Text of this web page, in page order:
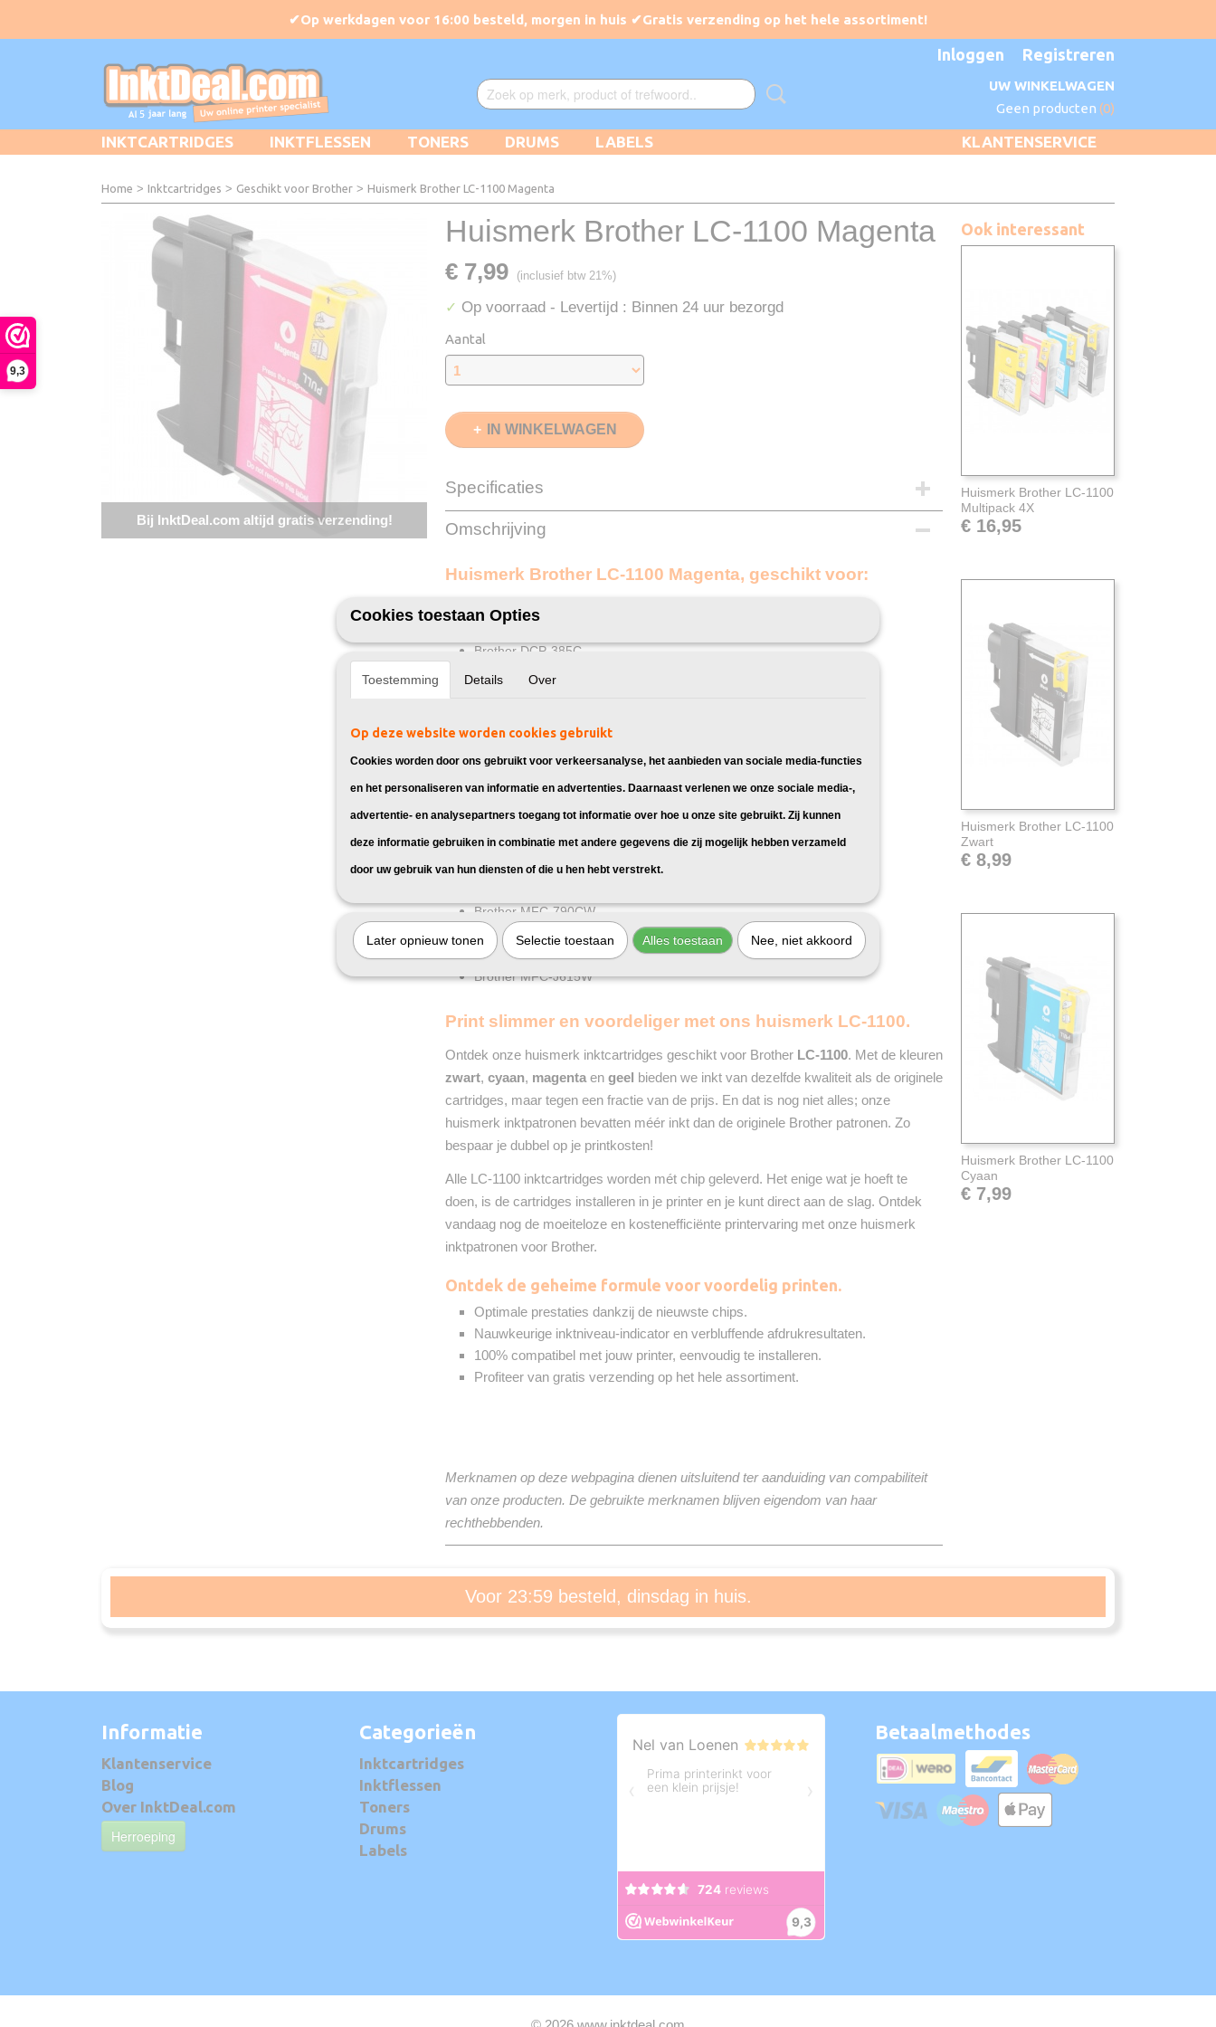
9,3
Inloggen Registreren
UW WINKELWAGEN
Geen producten (0)
KLANTENSERVICE
INKTCARTRIDGES INKTFLESSEN TONERS DRUMS LABELS
Home > Inktcartridges > Geschikt voor Brother > Huismerk Brother LC-1100 Magenta
Bij InktDeal.com altijd gratis verzending!
Huismerk Brother LC-1100 Magenta
€ 7,99 (inclusief btw 21%)
✓ Op voorraad - Levertijd : Binnen 24 uur bezorgd
Aantal
IN WINKELWAGEN
Specificaties
EAN code
Magenta
Verzendmethode
Brievenbuspost of Pakketpost
Recyclebaar
Omschrijving
Huismerk Brother LC-1100 Magenta, geschikt voor:
Brother DCP-185C
Brother DCP-383C
Brother DCP-385C
Brother DCP-387C
Brother DCP-6690CW
Brother DCP-J715W
Brother MFC-490CW
Brother MFC-5890CN
Brother MFC-5895CW
Brother MFC-6490CW
Brother MFC-790CW
Brother MFC-795CW
Brother MFC-990CW
Brother MFC-J615W
Print slimmer en voordeliger met ons huismerk LC-1100.
Ontdek onze huismerk inktcartridges geschikt voor Brother LC-1100. Met de kleuren
zwart, cyaan, magenta en geel bieden we inkt van dezelfde kwaliteit als de originele
cartridges, maar tegen een fractie van de prijs. En dat is nog niet alles; onze
huismerk inktpatronen bevatten méér inkt dan de originele Brother patronen. Zo
bespaar je dubbel op je printkosten!
Alle LC-1100 inktcartridges worden mét chip geleverd. Het enige wat je hoeft te
doen, is de cartridges installeren in je printer en je kunt direct aan de slag. Ontdek
vandaag nog de moeiteloze en kostenefficiënte printervaring met onze huismerk
inktpatronen voor Brother.
Ontdek de geheime formule voor voordelig printen.
Optimale prestaties dankzij de nieuwste chips.
Nauwkeurige inktniveau-indicator en verbluffende afdrukresultaten.
100% compatibel met jouw printer, eenvoudig te installeren.
Profiteer van gratis verzending op het hele assortiment.
Merknamen op deze webpagina dienen uitsluitend ter aanduiding van compabiliteit
van onze producten. De gebruikte merknamen blijven eigendom van haar
rechthebbenden.
Ook interessant
Huismerk Brother LC-1100
Multipack 4X
€ 16,95
Huismerk Brother LC-1100
Zwart
€ 8,99
Huismerk Brother LC-1100
Cyaan
€ 7,99
Voor 23:59 besteld, dinsdag in huis.
Informatie
Klantenservice
Blog
Over InktDeal.com
Herroeping
Categorieën
Inktcartridges
Inktflessen
Toners
Drums
Labels
Betaalmethodes
Cookies toestaan Opties
Toestemming Details Over
Op deze website worden cookies gebruikt
Cookies worden door ons gebruikt voor verkeersanalyse, het aanbieden van sociale media-functies
en het personaliseren van informatie en advertenties. Daarnaast verlenen we onze sociale media-,
advertentie- en analysepartners toegang tot informatie over hoe u onze site gebruikt. Zij kunnen
deze informatie gebruiken in combinatie met andere gegevens die zij mogelijk hebben verzameld
door uw gebruik van hun diensten of die u hen hebt verstrekt.
Later opnieuw tonen Selectie toestaan Alles toestaan Nee, niet akkoord